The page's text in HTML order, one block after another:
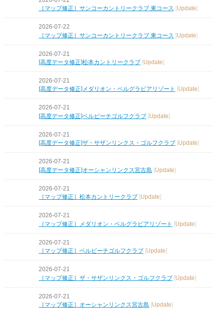
［マップ修正］サンコーカントリークラブ 東コース [Update]
2026-07-22
［マップ修正］サンコーカントリークラブ 東コース [Update]
2026-07-21
[高度データ修正]松本カントリークラブ [Update]
2026-07-21
[高度データ修正]メダリオン・ベルグラビアリゾート
Update
2026-07-21
[高度データ修正]ベルビーチゴルフクラブ [Update]
2026-07-21
[高度データ修正]ザ・サザンリンクス・ゴルフクラブ
Update
2026-07-21
[高度データ修正]オーシャンリンクス宮古島 [Update]
2026-07-21
［マップ修正］松本カントリークラブ
Update
2026-07-21
［マップ修正］メダリオン・ベルグラビアリゾート
[Update]
2026-07-21
［マップ修正］ベルビーチゴルフクラブ [Update]
2026-07-21
［マップ修正］ザ・サザンリンクス・ゴルフクラブ [Update]
2026-07-21
［マップ修正］オーシャンリンクス宮古島 [Update]